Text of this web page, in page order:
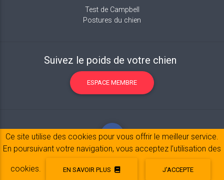
Test de Campbell
Postures du chien
Suivez le poids de votre chien
ESPACE MEMBRE
Mentions légales© 2017-2020 Copyright:belpatt.fr
Ce site utilise des cookies pour vous offrir le meilleur service.
En poursuivant votre navigation, vous acceptez l’utilisation des
cookies. EN SAVOIR PLUS J'ACCEPTE